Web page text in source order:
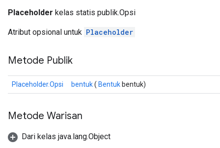
Placeholder kelas statis publik.Opsi
Atribut opsional untuk Placeholder
Metode Publik
Placeholder.Opsi bentuk( Bentuk bentuk)
Metode Warisan
Dari kelas java.lang.Object